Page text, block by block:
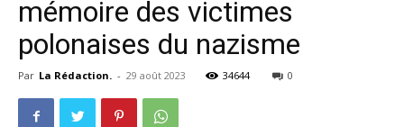
mémoire des victimes
polonaises du nazisme
Par La Rédaction. - 29 août 2023 34644 0